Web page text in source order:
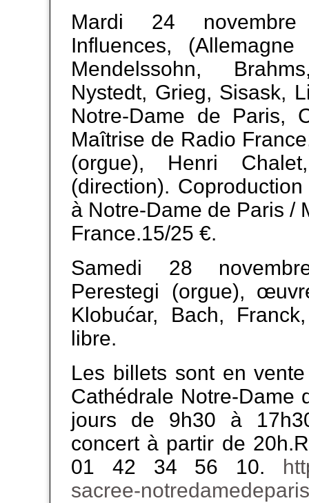
Mardi 24
Influences,
Mendelssohn,
Nystedt, Grieg, Sisask,
Notre-Dame de Paris,
Maîtrise de Radio
(orgue), Henri
(direction).
à Notre-Dame de Paris /
France.15/25 €.
Samedi 28
Perestegi (orgue),
Klobućar, Bach,
libre.
Les billets sont en
Cathédrale Notre-Dame
jours de 9h30 à
concert à partir de
01 42 34 56 10.
sacree-